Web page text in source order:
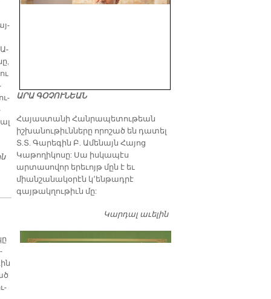
Ա­
ՕՐԱԳԻՐ ԱՆԿԱԽ ՀԱՅՐԵՆԻԷՔԷՆ
ԱՐԱ ԳՕՉՈՒՆԵԱՆ
​Հայաստանի Հանրապետութեան
իշխանութիւնները որոշած են դատել
Տ.Տ. Գարեգին Բ. Ամենայն Հայոց
Կաթողիկոսը: Սա իսկապէս
արտասովոր երեւոյթ մըն է եւ
միանշանակօրէն կ՚ենթադրէ
գայթակղութիւն մը:
Կարդալ աւելինԴատել…